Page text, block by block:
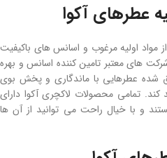
عطرهای آکوا
مواد اولیه مرغوب و اسانس‌ های باکیفیت
های معتبر تامین ‌کننده اسانس و بهره‌
شده عطرهایی با ماندگاری و پخش بوی
تمامی محصولات لاکچری آکوا دارای
و با خیال راحت می ‌توانید از آن ‌ها